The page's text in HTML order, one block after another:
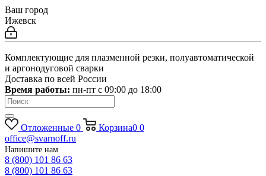
Ваш город
Ижевск
Комплектующие для плазменной резки, полуавтоматической
и аргонодуговой сварки
Доставка по всей России
Время работы: пн-пт c 09:00 до 18:00
Отложенные 0 Корзина0 0
office@svarnoff.ru
Напишите нам
8 (800) 101 86 63
8 (800) 101 86 63